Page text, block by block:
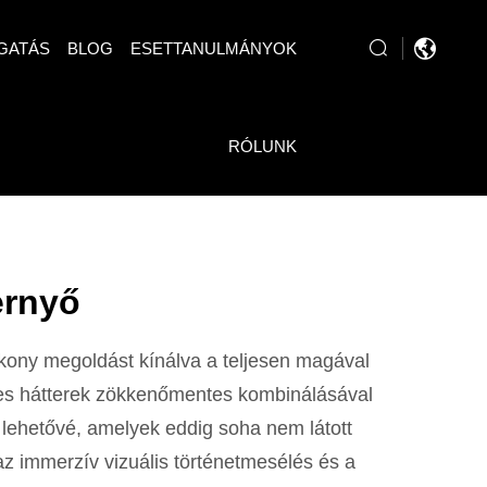
BLOG ESETTANULMÁNYOK
RÓLUNK
megoldást kínálva a teljesen magával
hátterek zökkenőmentes kombinálásával
amelyek eddig soha nem látott
immerzív vizuális történetmesélés és a